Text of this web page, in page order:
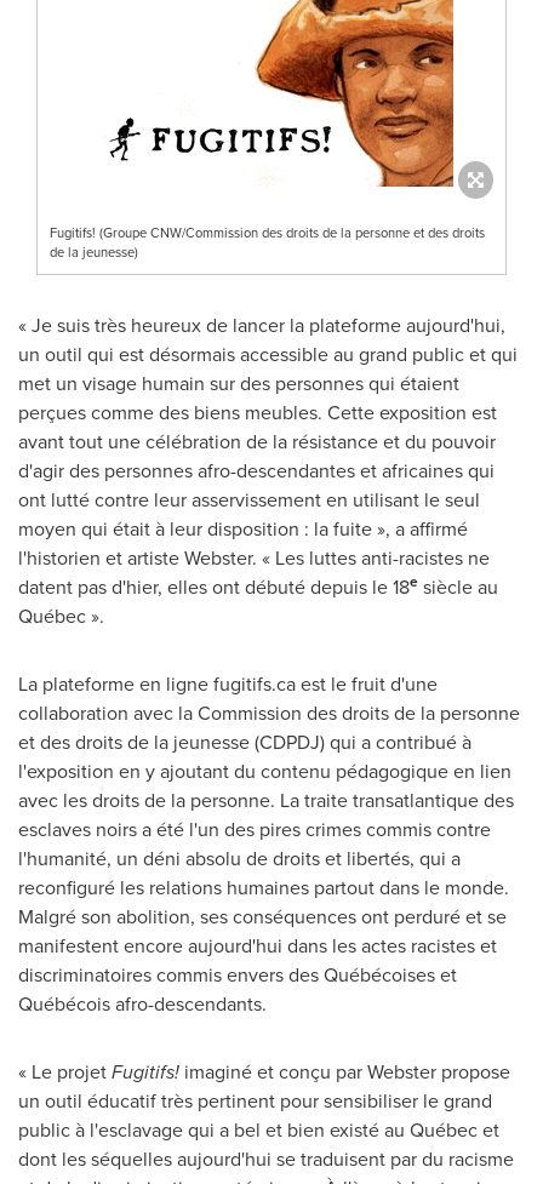
Fugitifs! (Groupe CNW/Commission des droits de la personne et des droits
de la jeunesse)
« Je suis très heureux de lancer la plateforme aujourd'hui,
un outil qui est désormais accessible au grand public et qui
met un visage humain sur des personnes qui étaient
perçues comme des biens meubles. Cette exposition est
avant tout une célébration de la résistance et du pouvoir
d'agir des personnes afro-descendantes et africaines qui
ont lutté contre leur asservissement en utilisant le seul
moyen qui était à leur disposition : la fuite », a affirmé
l'historien et artiste Webster. « Les luttes anti-racistes ne
datent pas d'hier, elles ont débuté depuis le 18e siècle au
Québec ».
La plateforme en ligne fugitifs.ca est le fruit d'une
collaboration avec la Commission des droits de la personne
et des droits de la jeunesse (CDPDJ) qui a contribué à
l'exposition en y ajoutant du contenu pédagogique en lien
avec les droits de la personne. La traite transatlantique des
esclaves noirs a été l'un des pires crimes commis contre
l'humanité, un déni absolu de droits et libertés, qui a
reconfiguré les relations humaines partout dans le monde.
Malgré son abolition, ses conséquences ont perduré et se
manifestent encore aujourd'hui dans les actes racistes et
discriminatoires commis envers des Québécoises et
Québécois afro-descendants.
« Le projetFugitifs! imaginé et conçu par Webster propose
un outil éducatif très pertinent pour sensibiliser le grand
public à l'esclavage qui a bel et bien existé au Québec et
dont les séquelles aujourd'hui se traduisent par du racisme